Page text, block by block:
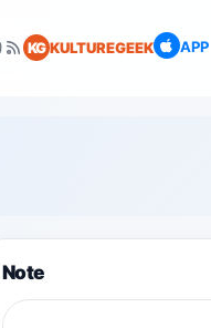
KG KULTUREGEEK APP
Note